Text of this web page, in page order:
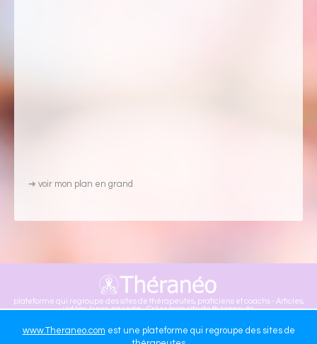
www.Theraneo.com est une plateforme qui regroupe des sites de
➜ voir mon plan en grand
plateforme qui regroupe des sites de thérapeutes, praticiens et coachs - Articles,
vidéos, livres, agenda - Créer mon site de thérapeute